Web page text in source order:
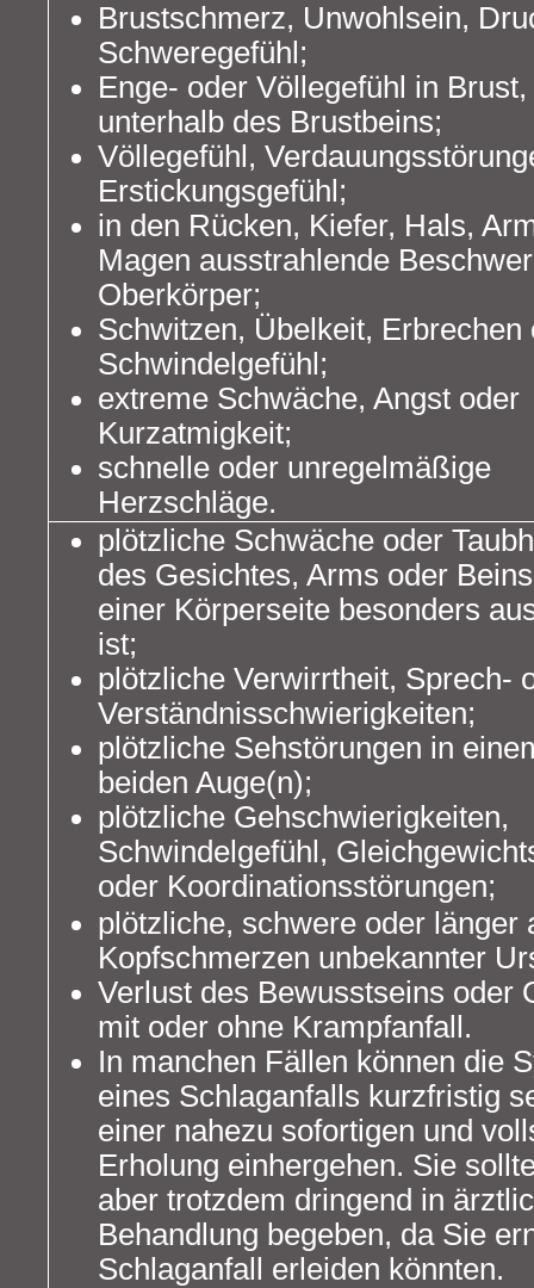
Brustschmerz, Unwohlsein,
Schweregefühl;
Enge- oder Völlegefühl in
unterhalb des Brustbeins;
Völlegefühl,
Erstickungsgefühl;
in den Rücken, Kiefer, Hals,
Magen ausstrahlende
Oberkörper;
Schwitzen, Übelkeit, Erbrechen
Schwindelgefühl;
extreme Schwäche, Angst oder
Kurzatmigkeit;
schnelle oder unregelmäßige
Herzschläge.
plötzliche Schwäche oder
des Gesichtes, Arms oder
einer Körperseite besonders
ist;
plötzliche Verwirrtheit, Sprech-
Verständnisschwierigkeiten;
plötzliche Sehstörungen in
beiden Auge(n);
plötzliche Gehschwierigkeiten,
Schwindelgefühl,
oder Koordinationsstörungen;
plötzliche, schwere oder länger
Kopfschmerzen unbekannter
Verlust des Bewusstseins oder
mit oder ohne Krampfanfall.
In manchen Fällen können die
eines Schlaganfalls kurzfristig
einer nahezu sofortigen und
Erholung einhergehen. Sie
aber trotzdem dringend in
Behandlung begeben, da Sie
Schlaganfall erleiden könnten.